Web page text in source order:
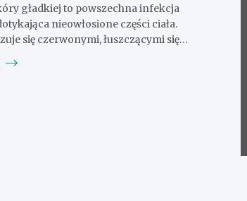
gładkiej to powszechna infekcja
nieowłosione części ciała.
się czerwonymi, łuszczącymi się…